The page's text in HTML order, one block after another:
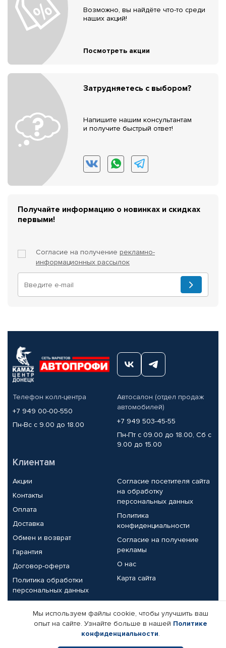
Возможно, вы найдёте что-то среди
наших акций!
Посмотреть акции
Затрудняетесь с выбором?
Напишите нашим консультантам
и получите быстрый ответ!
Получайте информацию о новинках и скидках
первыми!
Согласие на получение рекламно-
информационных рассылок
Телефон колл-центра
+7 949 00-00-550
Пн-Вс с 9.00 до 18.00
Автосалон (отдел продаж
автомобилей)
+7 949 503-45-55
Пн-Пт с 09.00 до 18.00, Сб с
9.00 до 15.00
Клиентам
Акции
Контакты
Оплата
Доставка
Обмен и возврат
Гарантия
Договор-оферта
Политика обработки
персональных данных
Согласие посетителя сайта
на обработку
персональных данных
Политика
конфиденциальности
Согласие на получение
рекламы
О нас
Карта сайта
Партнерам
Корпоративным клиентам
Поставщикам
Реквизиты компании
Мы используем файлы cookie, чтобы улучшить ваш
опыт на сайте. Узнайте больше в нашей Политике
конфиденциальности.